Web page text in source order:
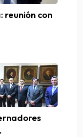
reunión con